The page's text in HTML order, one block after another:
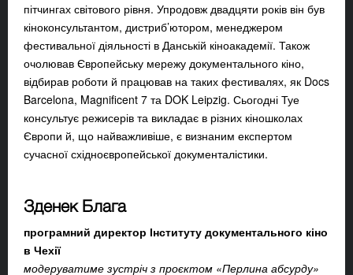
пітчингах світового рівня. Упродовж двадцяти років він був
кіноконсультантом, дистриб’ютором, менеджером
фестивальної діяльності в Данській кіноакадемії. Також
очолював Європейську мережу документального кіно,
відбирав роботи й працював на таких фестивалях, як Docs
Barcelona, Magnificent 7 та DOK Leipzig. Сьогодні Туе
консультує режисерів та викладає в різних кіношколах
Європи й, що найважливіше, є визнаним експертом
сучасної східноєвропейської документалістики.
Зденек Блага
програмний директор Інституту документального кіно
в Чехії
модеруватиме зустріч з проєктом «Перлина абсурду»